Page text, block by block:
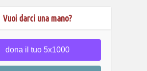
Vuoi darci una mano?
dona il tuo 5x1000